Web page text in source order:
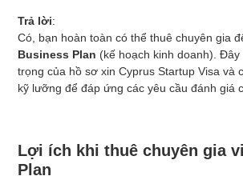
Trả lời:
Có, bạn hoàn toàn có thể thuê chuyên gia
Business Plan (kế hoạch kinh doanh).
trọng của hồ sơ xin Cyprus Startup Visa và
kỹ lưỡng để đáp ứng các yêu cầu đánh giá
Lợi ích khi thuê chuyên gia
Plan